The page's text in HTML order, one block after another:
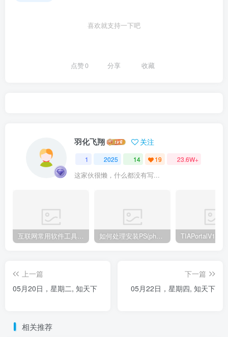
喜欢就支持一下吧
点赞0 分享 收藏
羽化飞翔 关注
1 2025 14 19 23.6W+
这家伙很懒，什么都没有写...
互联网常用软件工具资源汇总贴 如何处理安装PS(photoshop cc2018) 时，提示系统或者IE浏览器需要升级
上一篇
05月20日，星期二, 知天下
下一篇
05月22日，星期四, 知天下
相关推荐